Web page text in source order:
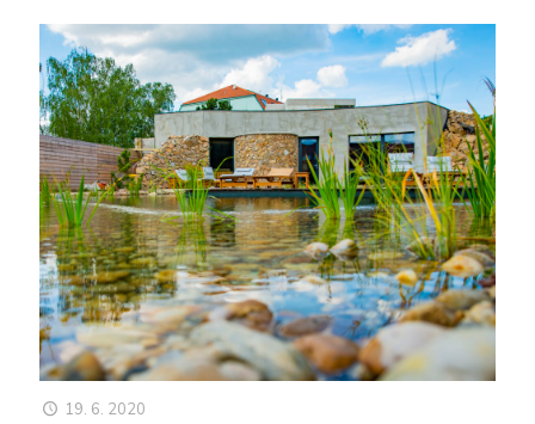
19. 6. 2020